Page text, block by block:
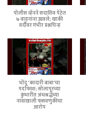
पोलीस व्हॅनने सदाशिव पेठेत
७ वाहनांना उडवले; खाकी
वर्दीवर गंभीर प्रश्नचिन्ह
भोंदू 'कादारी बाबा'चा
पर्दाफाश; सोलापूरच्या
कुंभारीत अंधश्रद्धेच्या
नावाखाली फसवणुकीचा
आरोप